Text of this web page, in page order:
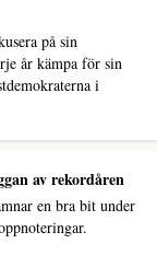
på sin
år kämpa för sin
i
av rekordåren
en bra bit under